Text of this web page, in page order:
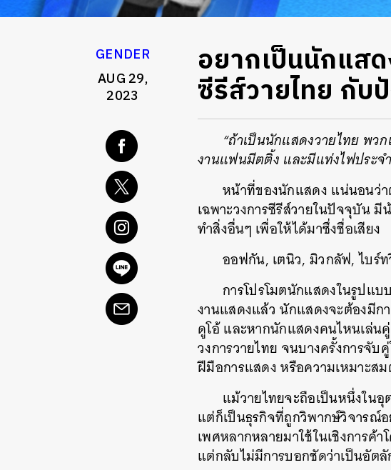
GENDER
AUG 29,
2023
อยากเป็นนักแส
ซีรีส์วายไทย กั
“ถ้าเป็นนักแสดงวายไทย พว
งานแฟนมีตติ้ง และมีแท่งไฟประจ
หน้าที่ของนักแสดง แน่นอนว่า
เฉพาะวงการซีรีส์วายในปัจจุบัน
ทำสิ่งอื่นๆ เพื่อให้ได้มาซึ่งชื่อเสียง
ออฟกัน, เตนิว, มิวกลัฟ, ไบร์
การโปรโมตนักแสดงในรูปแบ
งานแสดงแล้ว นักแสดงจะต้องมี
ดูโอ้ และหากนักแสดงคนไหนเล่น
วงการวายไทย จนบางครั้งการจั
ฝีมือการแสดง หรือความเหมาะส
แม้วายไทยจะถือเป็นหนึ่งใน
แต่ก็เป็นธุรกิจที่ถูกวิพากษ์วิจารณ์
เพศหลากหลายมาใช้ในเชิงการค้
แต่กลับไม่มีการบอกชัดว่าเป็นอัต